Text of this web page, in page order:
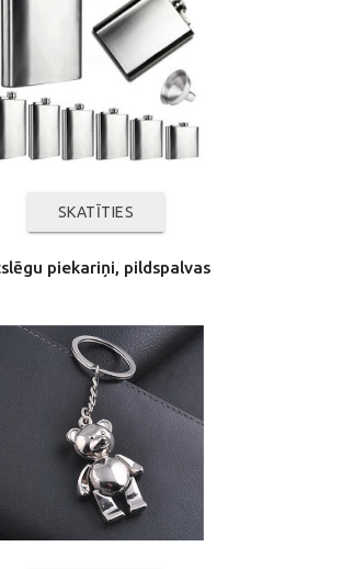
SKATĪTIES
piekariņi, pildspalvas